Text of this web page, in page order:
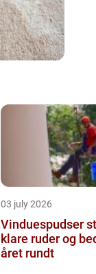
03 july 2026
Vinduespudser
klare ruder og
året rundt